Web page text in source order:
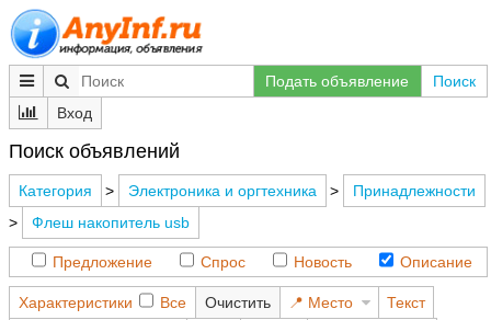
Подать объявление
Поиск
Вход
Поиск объявлений
Категория > Электроника и оргтехника >
Принадлежности
>
Флеш накопитель usb
Предложение Спрос Новость Описание
Характеристики Все Очистить Место
Текст